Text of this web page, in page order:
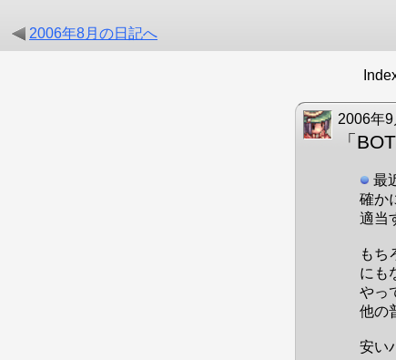
2006年
「
最
確か
適当
もち
にも
やっ
他の
安い
2006年8月の日記へ